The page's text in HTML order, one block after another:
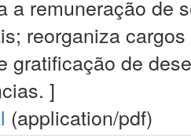
a remuneração de
reorganiza
gratificação de
]
(application/pdf)